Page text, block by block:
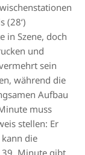
(28‘)
in Szene, doch
und
sein
während die
Aufbau
muss
stellen: Er
die
39. Minute gibt